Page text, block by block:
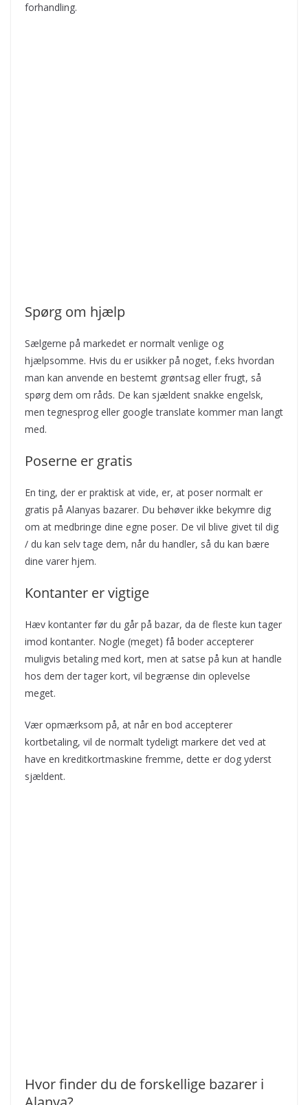
forhandling.
Spørg om hjælp
Sælgerne på markedet er normalt venlige og
hjælpsomme. Hvis du er usikker på noget, f.eks hvordan
man kan anvende en bestemt grøntsag eller frugt, så
spørg dem om råds. De kan sjældent snakke engelsk,
men tegnesprog eller google translate kommer man langt
med.
Poserne er gratis
En ting, der er praktisk at vide, er, at poser normalt er
gratis på Alanyas bazarer. Du behøver ikke bekymre dig
om at medbringe dine egne poser. De vil blive givet til dig
/ du kan selv tage dem, når du handler, så du kan bære
dine varer hjem.
Kontanter er vigtige
Hæv kontanter før du går på bazar, da de fleste kun tager
imod kontanter. Nogle (meget) få boder accepterer
muligvis betaling med kort, men at satse på kun at handle
hos dem der tager kort, vil begrænse din oplevelse
meget.
Vær opmærksom på, at når en bod accepterer
kortbetaling, vil de normalt tydeligt markere det ved at
have en kreditkortmaskine fremme, dette er dog yderst
sjældent.
Hvor finder du de forskellige bazarer i